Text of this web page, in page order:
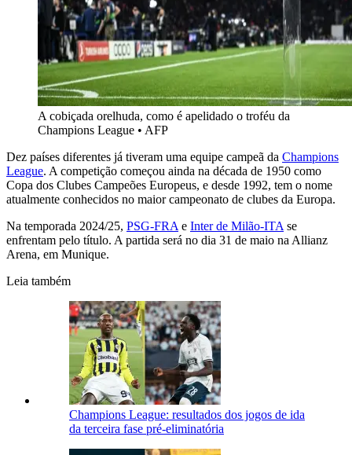
A cobiçada orelhuda, como é apelidado o troféu da
Champions League • AFP
Dez países diferentes já tiveram uma equipe campeã da Champions
League. A competição começou ainda na década de 1950 como
Copa dos Clubes Campeões Europeus, e desde 1992, tem o nome
atualmente conhecidos no maior campeonato de clubes da Europa.
Na temporada 2024/25, PSG-FRA e Inter de Milão-ITA se
enfrentam pelo título. A partida será no dia 31 de maio na Allianz
Arena, em Munique.
Leia também
Champions League: resultados dos jogos de ida
da terceira fase pré-eliminatória